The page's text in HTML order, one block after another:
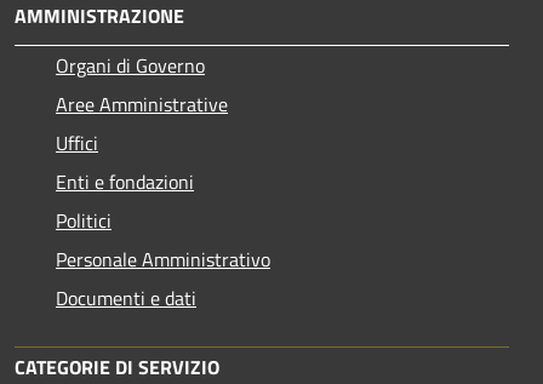
AMMINISTRAZIONE
Organi di Governo
Aree Amministrative
Uffici
Enti e fondazioni
Politici
Personale Amministrativo
Documenti e dati
CATEGORIE DI SERVIZIO